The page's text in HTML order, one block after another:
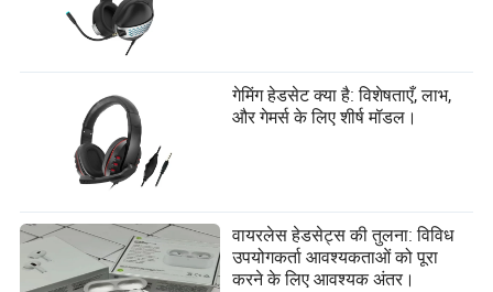
गेमिंग हेडसेट क्या है: विशेषताएँ, लाभ,
और गेमर्स के लिए शीर्ष मॉडल।
वायरलेस हेडसेट्स की तुलना: विविध
उपयोगकर्ता आवश्यकताओं को पूरा
करने के लिए आवश्यक अंतर।